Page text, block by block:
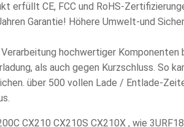
erfüllt CE, FCC und RoHS-
Garantie! Höhere Umwelt-und
hochwertiger Komponenten
als auch gegen Kurzschluss. So
über 500 vollen Lade / Entlade-
CX210 CX210S CX210X , wie